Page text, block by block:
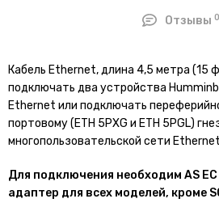
Отзывы0
Кабель Ethernet, длина 4,5 метра (15
подключать два устройства
Ethernet или подключать
портовому (ETH 5PXG и ETH 5PGL)
многопользовательской сети
Для подключения необходим AS EC
адаптер для всех моделей, кроме